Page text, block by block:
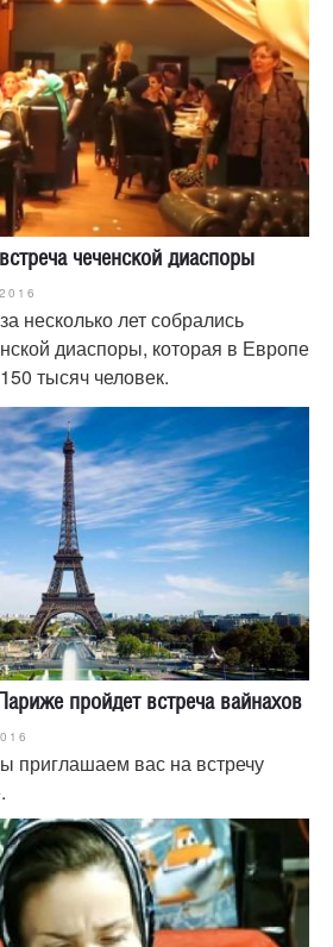
чеченской диаспоры
несколько лет собрались
диаспоры, которая в Европе
тысяч человек.
пройдет встреча вайнахов
приглашаем вас на встречу